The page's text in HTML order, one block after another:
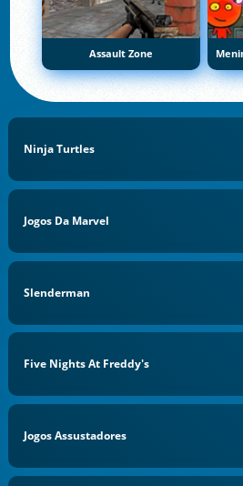
Assault Zone
Ninja Turtles
Jogos Da Marvel
Slenderman
Five Nights At Freddy's
Jogos Assustadores